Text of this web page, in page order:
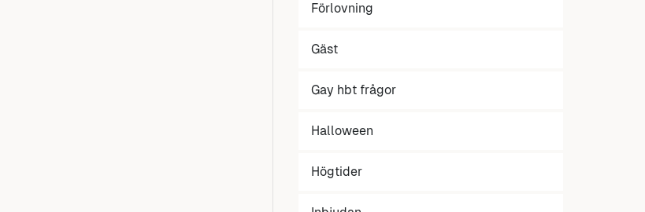
Förlovning
Gäst
Gay hbt frågor
Halloween
Högtider